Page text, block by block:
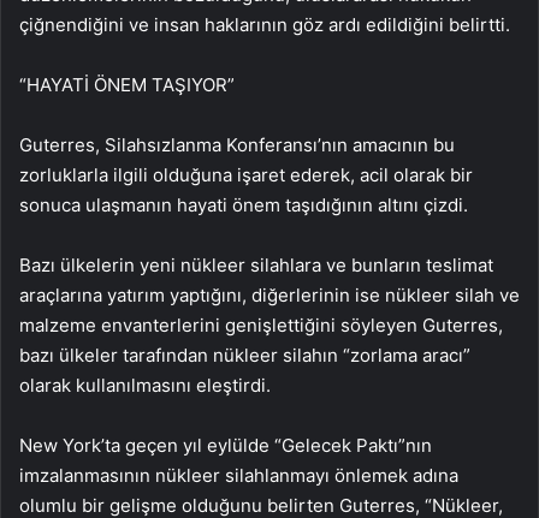
çiğnendiğini ve insan haklarının göz ardı edildiğini belirtti.
“HAYATİ ÖNEM TAŞIYOR”
Guterres, Silahsızlanma Konferansı’nın amacının bu
zorluklarla ilgili olduğuna işaret ederek, acil olarak bir
sonuca ulaşmanın hayati önem taşıdığının altını çizdi.
Bazı ülkelerin yeni nükleer silahlara ve bunların teslimat
araçlarına yatırım yaptığını, diğerlerinin ise nükleer silah ve
malzeme envanterlerini genişlettiğini söyleyen Guterres,
bazı ülkeler tarafından nükleer silahın “zorlama aracı”
olarak kullanılmasını eleştirdi.
New York’ta geçen yıl eylülde “Gelecek Paktı”nın
imzalanmasının nükleer silahlanmayı önlemek adına
olumlu bir gelişme olduğunu belirten Guterres, “Nükleer,